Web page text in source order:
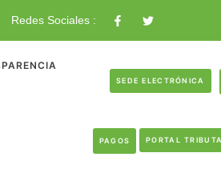
Redes Sociales :
SEDE ELECTRÓNICA
PAGOS PORTAL